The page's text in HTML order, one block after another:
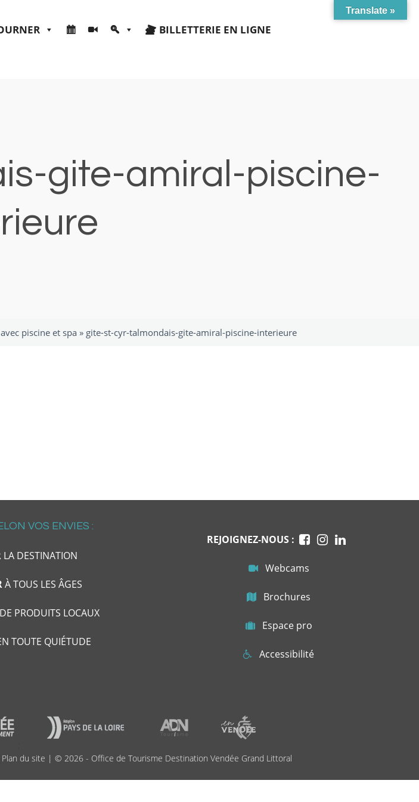
BILLETTERIE EN LIGNE
gite-amiral-piscine-
piscine et spa » gite-st-cyr-talmondais-gite-amiral-piscine-interieure
VOS ENVIES :
LA DESTINATION
À TOUS LES ÂGES
DE PRODUITS LOCAUX
TOUTE QUIÉTUDE
REJOIGNEZ-NOUS :
Webcams
Brochures
Espace pro
Accessibilité
Plan du site | © 2026 - Office de Tourisme Destination Vendée Grand Littoral
Translate »